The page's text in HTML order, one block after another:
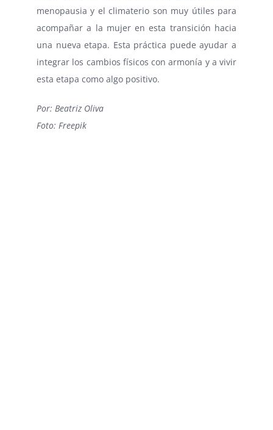
menopausia y el climaterio son muy útiles para
acompañar a la mujer en esta transición hacia
una nueva etapa. Esta práctica puede ayudar a
integrar los cambios físicos con armonía y a vivir
esta etapa como algo positivo.
Por: Beatriz Oliva
Foto: Freepik